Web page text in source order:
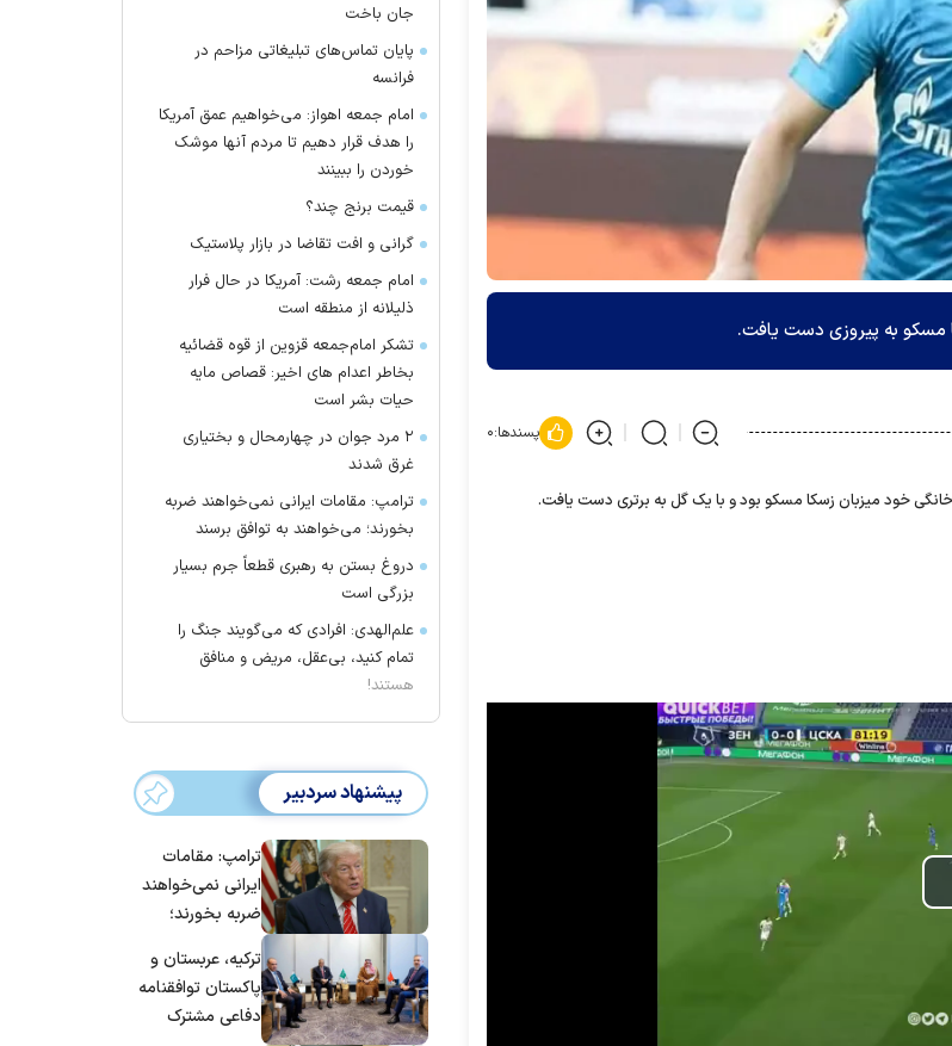
مسکو به پیروزی دست یافت.
پسندها:۰
خود میزبان زسکا مسکو بود و با یک گل به برتری دست یافت.
جان باخت
پایان تماس‌های تبلیغاتی مزاحم در
فرانسه
امام جمعه اهواز: می‌خواهیم عمق آمریکا
را هدف قرار دهیم تا مردم آنها موشک
خوردن را ببینند
قیمت برنج چند؟
گرانی و افت تقاضا در بازار پلاستیک
امام جمعه رشت: آمریکا در حال فرار
ذلیلانه از منطقه است
تشکر امام‌جمعه قزوین از قوه قضائیه
بخاطر اعدام های اخیر: قصاص مایه
حیات بشر است
۲ مرد جوان در چهارمحال و بختیاری
غرق شدند
ترامپ: مقامات ایرانی نمی‌خواهند ضربه
بخورند؛ می‌خواهند به توافق برسند
دروغ بستن به رهبری قطعاً جرم بسیار
بزرگی است
علم‌الهدی: افرادی که می‌گویند جنگ را
تمام کنید، بی‌عقل، مریض و منافق
هستند!
پیشنهاد سردبیر
ترامپ: مقامات
ایرانی نمی‌خواهند
ضربه بخورند؛
توافق برسند
ترکیه، عربستان و
پاکستان توافقنامه
دفاعی مشترک